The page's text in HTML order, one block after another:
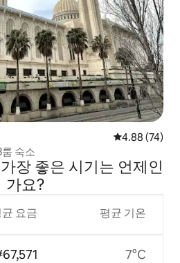
평점 4.88점(5
4.88 (74)
숙소
장 좋은 시기는 언제인
가요?
요금 평균 기온
7°C